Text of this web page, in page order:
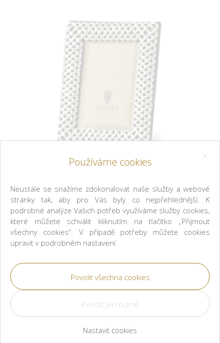
L'OBJET
Rámeček Braid 10 x 15 cm
Produkt je nedostupný.
Materiál: Navrženo pouze pro vertikální orientaci, platinové
Používáme cookies
Neustále se snažíme zdokonalovat naše služby a webové
stránky tak, aby pro Vás byly co nejpřehlednější. K
podrobné analýze Vašich potřeb využíváme služby cookies,
které můžete schválit kliknutím na tlačítko „Přijmout
všechny cookies“. V případě potřeby můžete cookies
upravit v podrobném nastavení.
Nastavit cookies